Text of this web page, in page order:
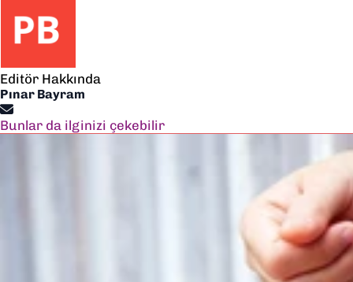
Editör Hakkında
Pınar Bayram
Bunlar da ilginizi çekebilir